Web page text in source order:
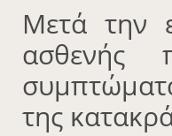
Μετά την
ασθενής
της